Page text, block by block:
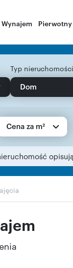
Wynajem Pierwotny
Typ nieruchomości
Dom
Cena za m²